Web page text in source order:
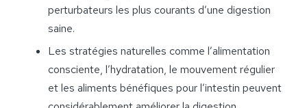
perturbateurs les plus courants d’une digestion
saine.
Les stratégies naturelles comme l’alimentation
consciente, l’hydratation, le mouvement régulier
et les aliments bénéfiques pour l’intestin peuvent